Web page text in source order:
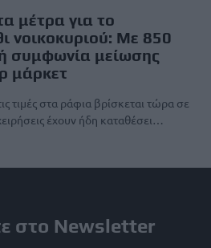
μέτρα για το
νοικοκυριού: Με 850
συμφωνία μείωσης
μάρκετ
τιμές στα ράφια βρίσκεται τώρα σε
έχουν ήδη καταθέσει…
στο Newsletter